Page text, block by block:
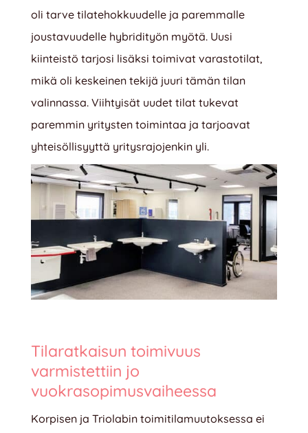
oli tarve tilatehokkuudelle ja paremmalle
joustavuudelle hybridityön myötä. Uusi
kiinteistö tarjosi lisäksi toimivat varastotilat,
mikä oli keskeinen tekijä juuri tämän tilan
valinnassa. Viihtyisät uudet tilat tukevat
paremmin yritysten toimintaa ja tarjoavat
yhteisöllisyyttä yritysrajojenkin yli.
Tilaratkaisun toimivuus
varmistettiin jo
vuokrasopimusvaiheessa
Korpisen ja Triolabin toimitilamuutoksessa ei